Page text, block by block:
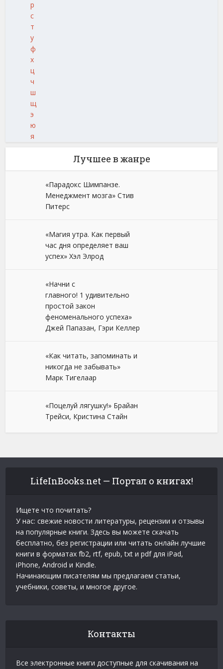
р
с
т
у
ф
х
ц
ч
ш
щ
э
ю
я
Лучшее в жанре
«Парадокс Шимпанзе.
Менеджмент мозга» Стив
Питерс
«Магия утра. Как первый
час дня определяет ваш
успех» Хэл Элрод
«Начни с
главного! 1 удивительно
простой закон
феноменального успеха»
Джей Папазан, Гэри Келлер
«Как читать, запоминать и
никогда не забывать»
Марк Тигелаар
«Поцелуй лягушку!» Брайан
Трейси, Кристина Стайн
LifeInBooks.net — Портал о книгах!
Ищете что почитать?
У нас: свежие новости литературы, рецензии и отзывы
на популярные книги. Здесь вы можете скачать
бесплатно, без регистрации или читать онлайн лучшие
книги в форматах fb2, rtf, epub, txt и pdf для iPad,
iPhone, Android и Kindle.
Начинающим писателям мы предлагаем статьи,
учебники, советы, и многое другое.
Контакты
Все электронные книги доступные для скачивания на